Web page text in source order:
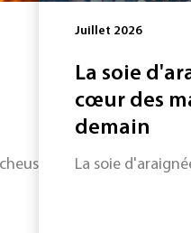
Juillet 2026
La soie
cœur des
demain
La soie